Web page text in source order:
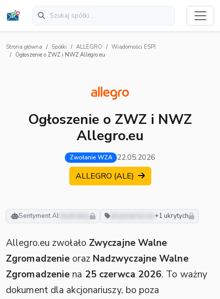
Strona główna Spółki ALLEGRO
Wiadomości ESPI
Ogłoszenie o ZWZ i NWZ Allegro.eu
Ogłoszenie o ZWZ i NWZ
Allegro.eu
Zwołanie WZA 22.05.2026
ALLEGRO (ALE)
Sentyment AI: neutralny akcjonariusze +1 ukrytych
Allegro.eu zwołało Zwyczajne Walne
Zgromadzenie oraz Nadzwyczajne Walne
Zgromadzenie na 25 czerwca 2026. To ważny
dokument dla akcjonariuszy, bo poza